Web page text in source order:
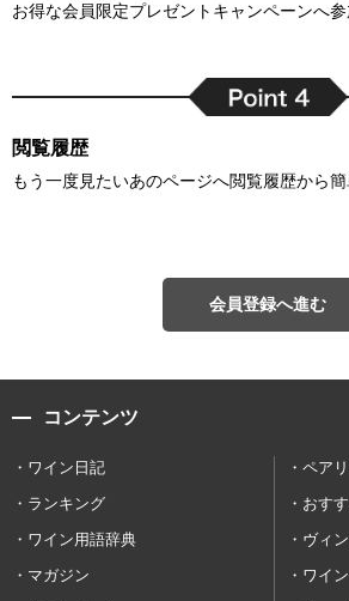
お得な会員限定プレゼントキャンペーンへ参
閲覧履歴
もう一度見たいあのページへ閲覧履歴から簡
会員登録へ進む
コンテンツ
ワイン日記
ペア
ランキング
おす
ワイン用語辞典
ヴィ
マガジン
ワイ